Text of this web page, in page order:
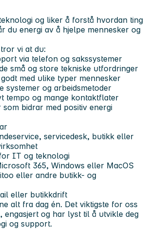
og liker å forstå hvordan ting
du energi av å hjelpe mennesker og
vi at du:
via telefon og sakssystemer
små og store tekniske utfordringer
med ulike typer mennesker
systemer og arbeidsmetoder
tempo og mange kontaktflater
bidrar med positiv energi
servicedesk, butikk eller
IT og teknologi
365, Windows eller MacOS
eller andre butikk- og
eller butikkdrift
alt fra dag én. Det viktigste for oss
og har lyst til å utvikle deg
og support.